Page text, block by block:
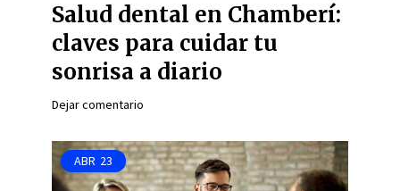
Salud dental en Chamberí:
claves para cuidar tu
sonrisa a diario
Dejar comentario
ABR 23